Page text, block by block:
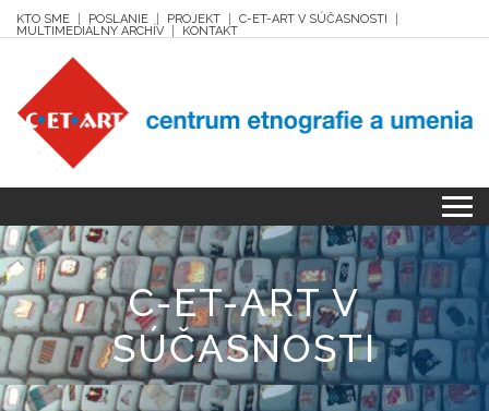
KTO SME POSLANIE PROJEKT
C-ET-ART V SÚČASNOSTI
MULTIMEDIÁLNY ARCHÍV
KONTAKT
C-ET-ART V
SÚČASNOSTI